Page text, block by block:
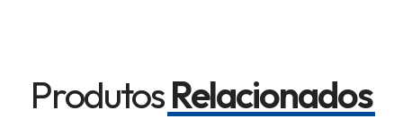
ProdutosRelacionados